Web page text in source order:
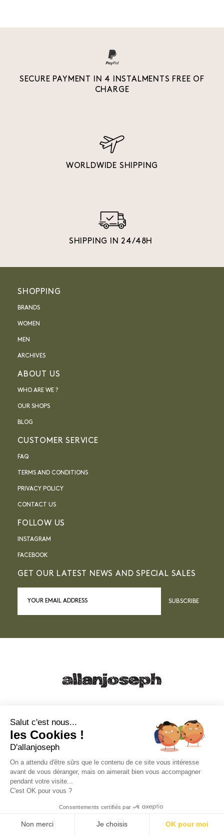
SECURE PAYMENT IN 4 INSTALMENTS FREE OF
CHARGE
WORLDWIDE SHIPPING
SHIPPING IN 24/48H
SHOPPING
BRANDS
WOMEN
MEN
ARCHIVES
ABOUT US
WHO ARE WE ?
OUR SHOPS
BLOG
CUSTOMER SERVICE
FAQ
TERMS AND CONDITIONS
PRIVACY POLICY
CONTACT US
FOLLOW US
INSTAGRAM
FACEBOOK
GET OUR LATEST NEWS AND SPECIAL SALES
SUBSCRIBE
49, RUE FRANCIS DAVSO - 13001 MARSEILLE
eshop@allanjoseph.com
Salut c'est nous...
les Cookies !
D'allanjoseph
On a attendu d'être sûrs que le contenu de ce site vous intéresse
avant de vous déranger, mais on aimerait bien vous accompagner
pendant votre visite...
C'est OK pour vous ?
Consentements certifiés par
Non merci Je choisis OK pour moi